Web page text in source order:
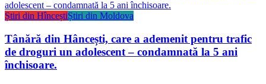
Știri din HînceștiȘtiri din Moldova
Tânără din Hâncești, care a ademenit pentru trafic
de droguri un adolescent – condamnată la 5 ani
închisoare.